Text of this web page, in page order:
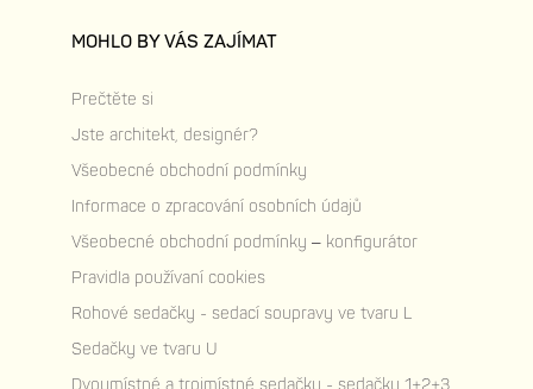
MOHLO BY VÁS ZAJÍMAT
Prečtěte si
Jste architekt, designér?
Všeobecné obchodní podmínky
Informace o zpracování osobních údajů
Všeobecné obchodní podmínky – konfigurátor
Pravidla používaní cookies
Rohové sedačky - sedací soupravy ve tvaru L
Sedačky ve tvaru U
Dvoumístné a trojmístné sedačky - sedačky 1+2+3